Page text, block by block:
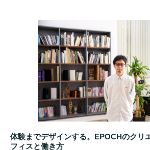
体験までデザインする。EPOCHのクリ
フィスと働き方